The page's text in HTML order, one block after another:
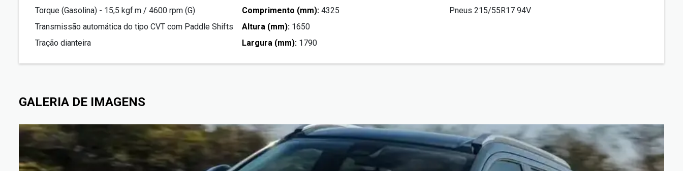
Torque (Gasolina) - 15,5 kgf.m / 4600 rpm (G)
Transmissão automática do tipo CVT com Paddle Shifts
Tração dianteira
Comprimento (mm): 4325
Altura (mm): 1650
Largura (mm): 1790
Pneus 215/55R17 94V
GALERIA DE IMAGENS